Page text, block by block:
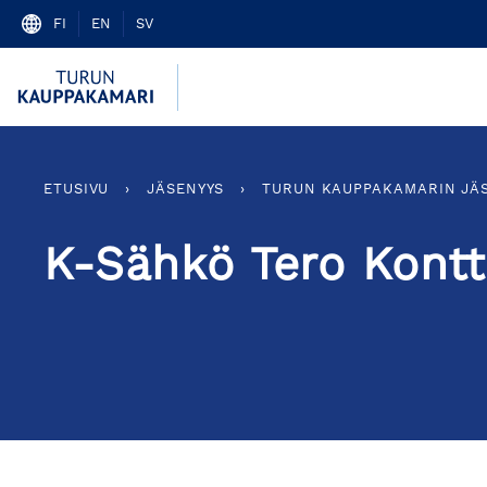
Skip
FI EN SV
ETUSIVU › JÄSENYYS › TURUN KAUPPAKAMARIN
K-Sähkö Tero